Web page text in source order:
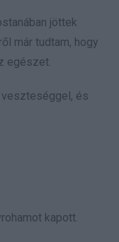
jöttek
már tudtam, hogy
egészet.
veszteséggel, és
kapott.